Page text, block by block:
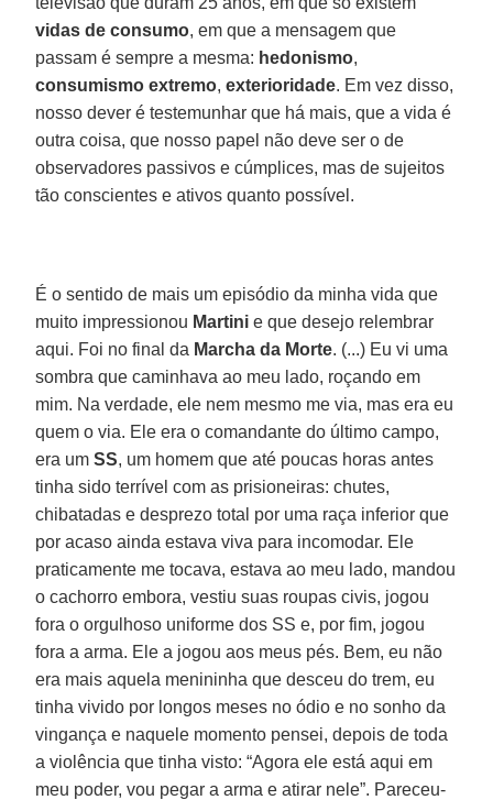
vidas de consumo, em que a mensagem que
passam é sempre a mesma: hedonismo,
consumismo extremo,exterioridade. Em vez disso,
nosso dever é testemunhar que há mais, que a vida é
outra coisa, que nosso papel não deve ser o de
observadores passivos e cúmplices, mas de sujeitos
tão conscientes e ativos quanto possível.
É o sentido de mais um episódio da minha vida que
muito impressionou Martini e que desejo relembrar
aqui. Foi no final da Marcha da Morte. (...) Eu vi uma
sombra que caminhava ao meu lado, roçando em
mim. Na verdade, ele nem mesmo me via, mas era eu
quem o via. Ele era o comandante do último campo,
era umSS, um homem que até poucas horas antes
tinha sido terrível com as prisioneiras: chutes,
chibatadas e desprezo total por uma raça inferior que
por acaso ainda estava viva para incomodar. Ele
praticamente me tocava, estava ao meu lado, mandou
o cachorro embora, vestiu suas roupas civis, jogou
fora o orgulhoso uniforme dos SS e, por fim, jogou
fora a arma. Ele a jogou aos meus pés. Bem, eu não
era mais aquela menininha que desceu do trem, eu
tinha vivido por longos meses no ódio e no sonho da
vingança e naquele momento pensei, depois de toda
a violência que tinha visto: “Agora ele está aqui em
meu poder, vou pegar a arma e atirar nele”. Pareceu-